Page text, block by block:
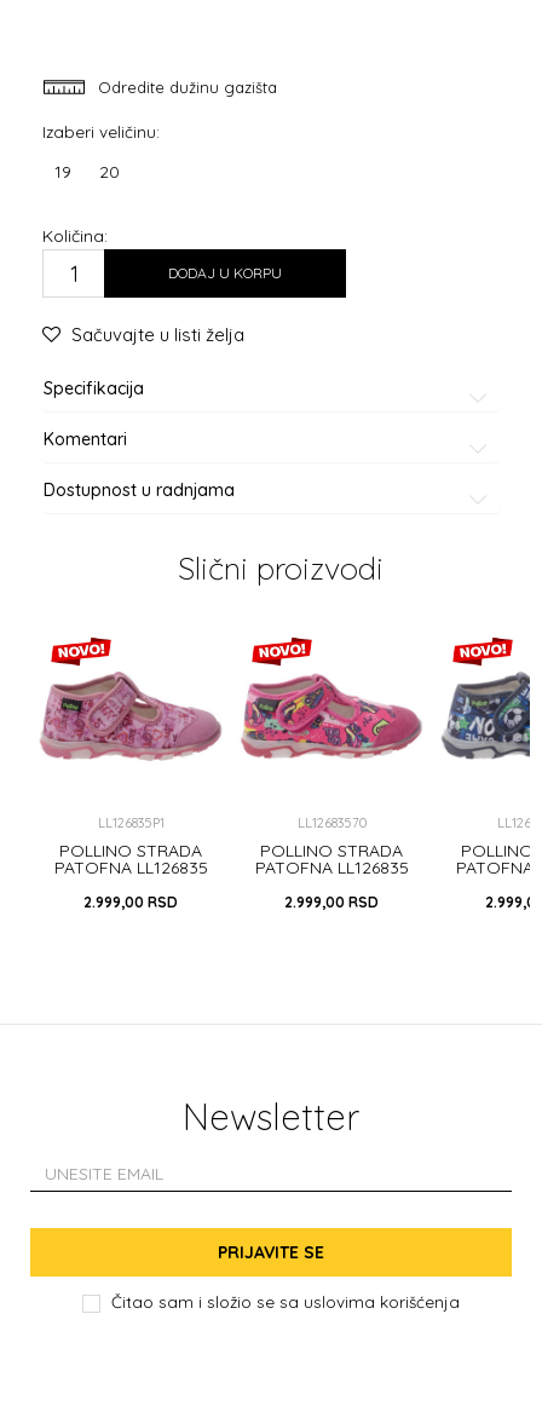
Odredite dužinu gazišta
Izaberi veličinu:
19 20
Količina:
DODAJ U KORPU
Sačuvajte u listi želja
Specifikacija
Komentari
Dostupnost u radnjama
Slični proizvodi
LL126835P1
POLLINO STRADA
PATOFNA LL126835
2.999,00 RSD
LL12683570
POLLINO STRADA
PATOFNA LL126835
2.999,00 RSD
POLLINO
PATOFNA
Newsletter
PRIJAVITE SE
Čitao sam i složio se sa uslovima korišćenja